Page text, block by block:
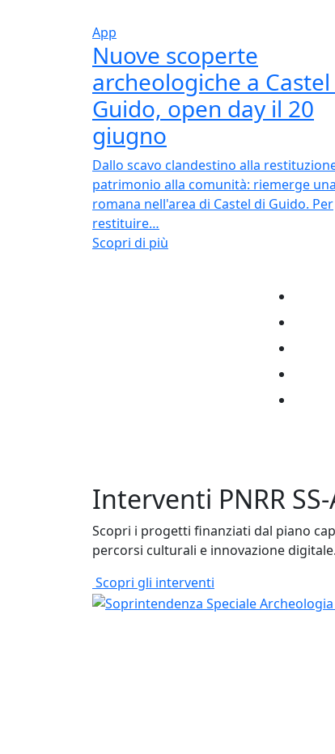
App
Nuove scoperte
archeologiche a
Guido, open day il 20
giugno
Dallo scavo clandestino alla
patrimonio alla comunità: riemerge
romana nell'area di Castel di Guido. Per
restituire…
Scopri di più
Interventi PNRR
Scopri i progetti finanziati dal piano
percorsi culturali e innovazione digitale.
Scopri gli interventi